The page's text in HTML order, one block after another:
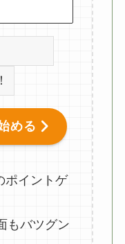
める
ポイントゲ
もバツグン